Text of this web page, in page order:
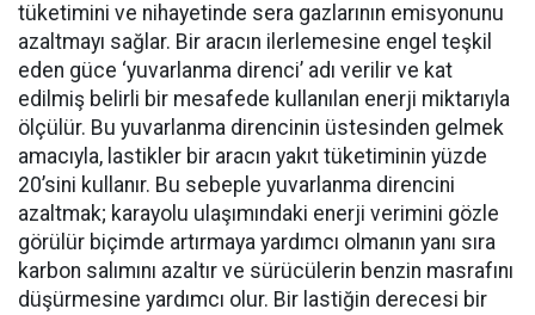
tüketimini ve nihayetinde sera gazlarının emisyonunu
azaltmayı sağlar. Bir aracın ilerlemesine engel teşkil
eden güce ‘yuvarlanma direnci’ adı verilir ve kat
edilmiş belirli bir mesafede kullanılan enerji miktarıyla
ölçülür. Bu yuvarlanma direncinin üstesinden gelmek
amacıyla, lastikler bir aracın yakıt tüketiminin yüzde
20’sini kullanır. Bu sebeple yuvarlanma direncini
azaltmak; karayolu ulaşımındaki enerji verimini gözle
görülür biçimde artırmaya yardımcı olmanın yanı sıra
karbon salımını azaltır ve sürücülerin benzin masrafını
düşürmesine yardımcı olur. Bir lastiğin derecesi bir